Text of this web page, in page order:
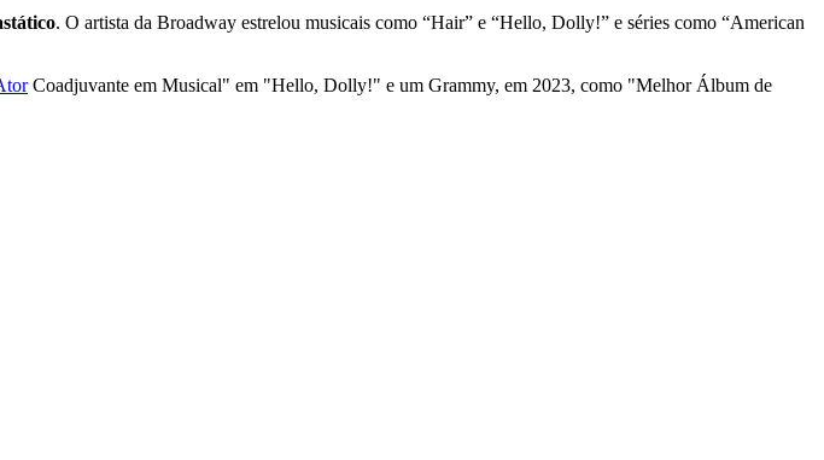
. O artista da Broadway estrelou musicais como “Hair” e “Hello, Dolly!” e séries como “American
Coadjuvante em Musical" em "Hello, Dolly!" e um Grammy, em 2023, como "Melhor Álbum de